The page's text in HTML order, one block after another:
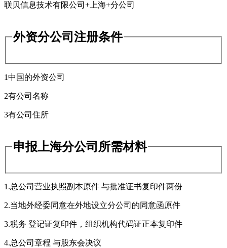
联贝信息技术有限公司+上海+分公司
外资分公司注册条件
1中国的外资公司
2有公司名称
3有公司住所
申报上海分公司所需材料
1.总公司营业执照副本原件 与批准证书复印件两份
2.当地外经委同意在外地设立分公司的同意函原件
3.税务 登记证复印件，组织机构代码证正本复印件
4.总公司章程 与股东会决议